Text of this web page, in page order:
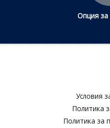
Опция
Условия
Политика
Политика за